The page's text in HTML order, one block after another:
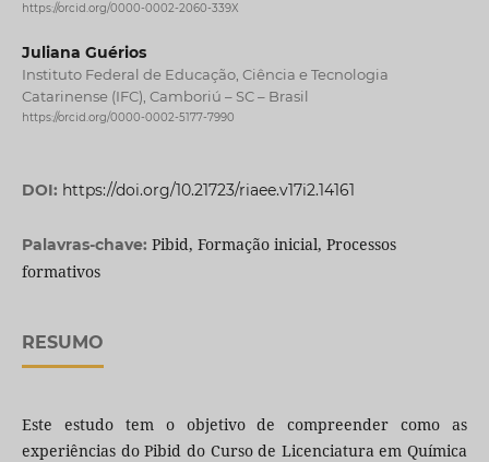
https://orcid.org/0000-0002-2060-339X
Juliana Guérios
Instituto Federal de Educação, Ciência e Tecnologia
Catarinense (IFC), Camboriú – SC – Brasil
https://orcid.org/0000-0002-5177-7990
DOI: https://doi.org/10.21723/riaee.v17i2.14161
Palavras-chave: Pibid, Formação inicial, Processos
formativos
RESUMO
Este estudo tem o objetivo de compreender como as
experiências do Pibid do Curso de Licenciatura em Química